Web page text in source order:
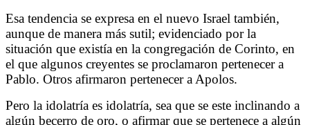
Esa tendencia se expresa en el nuevo Israel también,
aunque de manera más sutil; evidenciado por la
situación que existía en la congregación de Corinto, en
el que algunos creyentes se proclamaron pertenecer a
Pablo. Otros afirmaron pertenecer a Apolos.
Pero la idolatría es idolatría, sea que se este inclinando a
algún becerro de oro, o afirmar que se pertenece a algún